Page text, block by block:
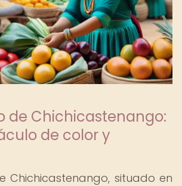
de Chichicastenango:
de color y
Chichicastenango, situado en